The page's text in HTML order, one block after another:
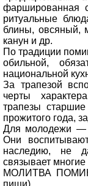
фаршированная
ритуальные
блины, овсяный,
канун и др.
По традиции
обильной,
национальной
За трапезой
черты
трапезы
прожитого года,
Для молодежи —
Они
наследию, не
связывает
МОЛИТВА
пищи)